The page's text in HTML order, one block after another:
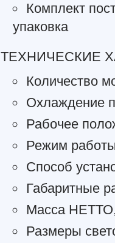
Комплект
упаковка
ТЕХНИЧЕСКИЕ
Количество
Охлаждение
Рабочее
Режим
Способ
Габаритные
Масса НЕТТО,
Размеры